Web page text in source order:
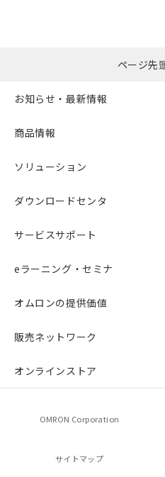
ページ先
お知らせ・最新情報
商品情報
ソリューション
ダウンロードセンタ
サービスサポート
eラーニング・セミナ
オムロンの提供価値
販売ネットワーク
オンラインストア
OMRON Corporation
サイトマップ